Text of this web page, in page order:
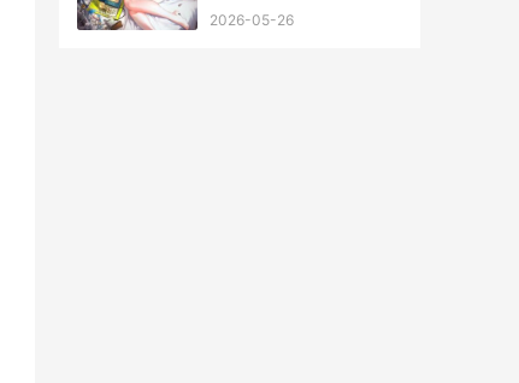
效积累之道
2026-05-26